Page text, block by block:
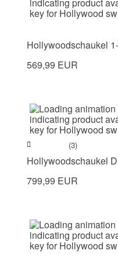
Hollywoodschaukel
569,99 EUR
(3)
Hollywoodschaukel
799,99 EUR